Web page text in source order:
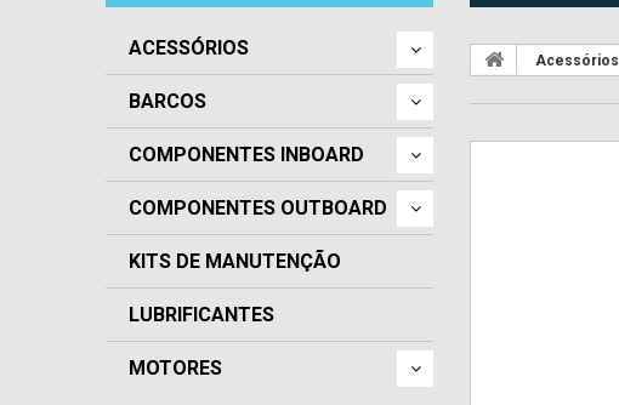
ACESSÓRIOS
BARCOS
COMPONENTES INBOARD
COMPONENTES OUTBOARD
KITS DE MANUTENÇÃO
LUBRIFICANTES
MOTORES
Acessórios